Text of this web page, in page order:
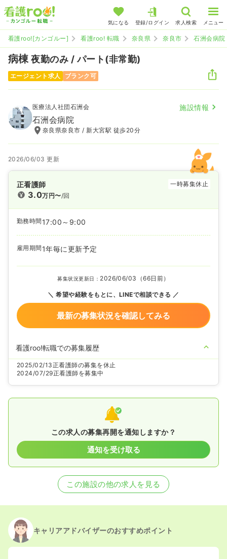
気になる 登録/ログイン 求人検索 メニュー
看護roo![カンゴルー] 看護roo! 転職 奈良県 奈良市 石洲会病院
病棟夜勤のみ / パート(非常勤)
エージェント求人 ブランク可
医療法人社団石洲会 施設情報
石洲会病院
奈良県奈良市 / 新大宮駅 徒歩20分
2026/06/03 更新
正看護師 一時募集休止
3.0万円〜/回
勤務時間 17:00～9:00
雇用期間 1年毎に更新予定
募集状況更新日： 2026/06/03（66日前）
希望や経験をもとに、LINEで相談できる
最新の募集状況を確認してみる
看護roo!転職での募集履歴
2025/02/13正看護師の募集を休止
2024/07/29正看護師を募集中
この求人の募集再開を通知しますか？
通知を受け取る
この施設の他の求人を見る
キャリアアドバイザーのおすすめポイント